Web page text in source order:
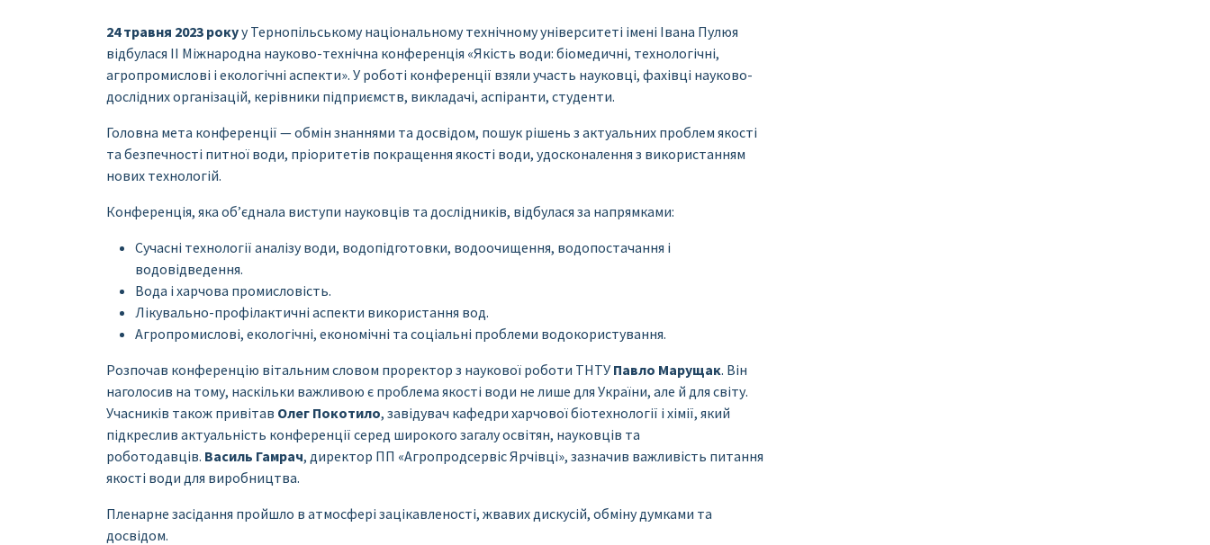
24 травня 2023 рокуу Тернопільському національному технічному університеті імені Івана Пулюя
відбулася II Міжнародна науково-технічна конференція «Якість води: біомедичні, технологічні,
агропромислові і екологічні аспекти». У роботі конференції взяли участь науковці, фахівці науково-
дослідних організацій, керівники підприємств, викладачі, аспіранти, студенти.
Головна мета конференції — обмін знаннями та досвідом, пошук рішень з актуальних проблем якості
та безпечності питної води, пріоритетів покращення якості води, удосконалення з використанням
нових технологій.
Конференція, яка об’єднала виступи науковців та дослідників, відбулася за напрямками:
Сучасні технології аналізу води, водопідготовки, водоочищення, водопостачання і
водовідведення.
Вода і харчова промисловість.
Лікувально-профілактичні аспекти використання вод.
Агропромислові, екологічні, економічні та соціальні проблеми водокористування.
Розпочав конференцію вітальним словом проректор з наукової роботи ТНТУ Павло Марущак. Він
наголосив на тому, наскільки важливою є проблема якості води не лише для України, але й для світу.
Учасників також привітав Олег Покотило, завідувач кафедри харчової біотехнології і хімії, який
підкреслив актуальність конференції серед широкого загалу освітян, науковців та
роботодавців. Василь Гамрач, директор ПП «Агропродсервіс Ярчівці», зазначив важливість питання
якості води для виробництва.
Пленарне засідання пройшло в атмосфері зацікавленості, жвавих дискусій, обміну думками та
досвідом.